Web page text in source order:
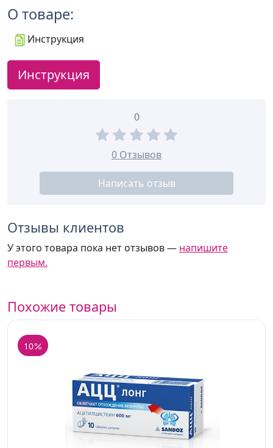
О товаре:
Инструкция
Инструкция
0
0 Отзывов
Написать отзыв
Отзывы клиентов
У этого товара пока нет отзывов — напишите
первым.
Похожие товары
10